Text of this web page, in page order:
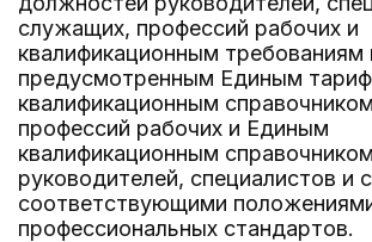
служащих, профессий рабочих и
квалификационным требованиям
предусмотренным Единым
квалификационным
профессий рабочих и Единым
квалификационным
руководителей, специалистов и
соответствующими
профессиональных стандартов.